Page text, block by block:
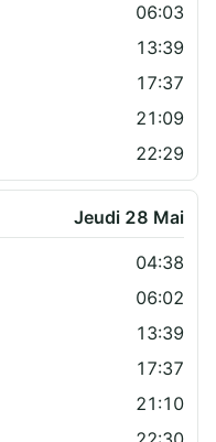
06:03
13:39
17:37
21:09
22:29
Jeudi 28 Mai
04:38
06:02
13:39
17:37
21:10